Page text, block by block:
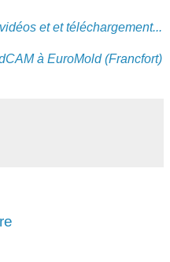
et et téléchargement...
à EuroMold (Francfort)